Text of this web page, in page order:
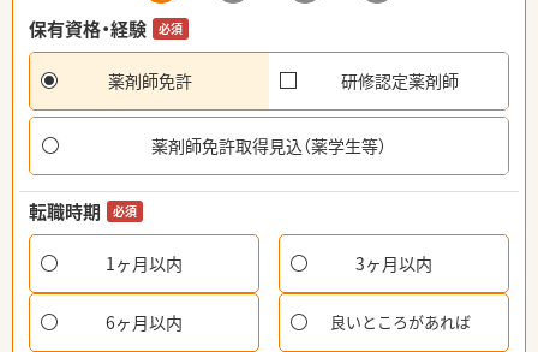
保有資格・経験
必須
薬剤師免許 研修認定薬剤師
薬剤師免許取得見込（薬学生等）
転職時期 必須
1ヶ月以内 3ヶ月以内
6ヶ月以内 良いところがあれば